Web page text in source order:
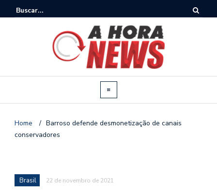
Home / Barroso defende desmonetização de canais
conservadores
Brasil 22 de novembro de 2021